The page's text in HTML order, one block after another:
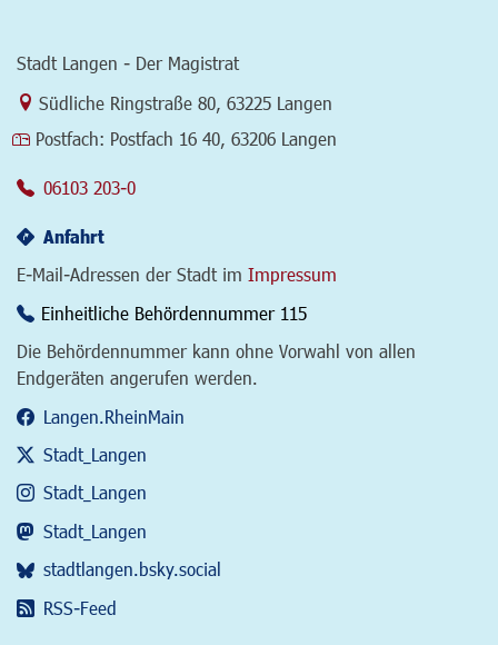
Stadt Langen - Der Magistrat
Link zur Google-Maps Navigation
Südliche Ringstraße 80, 63225 Langen
Postfach: Postfach 16 40, 63206 Langen
06103 203-0
Anfahrt
E-Mail-Adressen der Stadt im Impressum
Einheitliche Behördennummer 115
Die Behördennummer kann ohne Vorwahl von allen
Endgeräten angerufen werden.
Langen.RheinMain
Stadt_Langen
Stadt_Langen
Stadt_Langen
stadtlangen.bsky.social
RSS-Feed